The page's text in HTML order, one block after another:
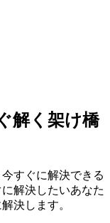
解く架け橋
すぐに解決できる
解決したいあなた
決します。